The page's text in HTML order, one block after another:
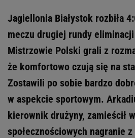
Jagiellonia Białystok rozbiła
meczu drugiej rundy
Mistrzowie Polski grali z
że komfortowo czują się na
Zostawili po sobie bardzo
w aspekcie sportowym.
kierownik drużyny, zamieścił
społecznościowych nagranie